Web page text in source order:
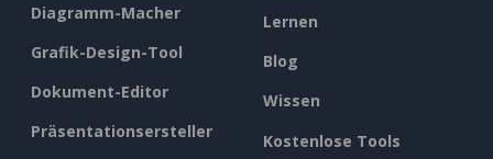
Diagramm-Macher
Grafik-Design-Tool
Dokument-Editor
Präsentationsersteller
Lernen
Blog
Wissen
Kostenlose Tools